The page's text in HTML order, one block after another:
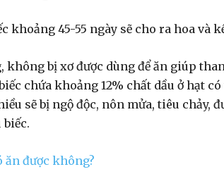
khoảng 45-55 ngày sẽ cho ra hoa và
bị xơ được dùng để ăn giúp
chứa khoảng 12% chất dầu ở hạt có
sẽ bị ngộ độc, nôn mửa, tiêu chảy,